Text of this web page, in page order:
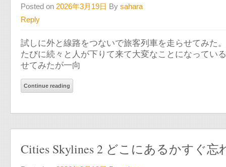
Posted on 2026年3月19日 By sahara
Reply
試しに外と線路をつないで旅客列車を走らせてみた
たびに続々と人が下りて来て大変なことになってい
せてみたが一向
Continue reading
Cities Skylines 2 どこにあるかすぐ